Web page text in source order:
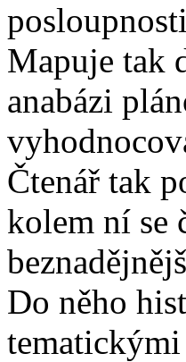
Mapuje tak
anabázi
Čtenář tak
kolem ní se
Do něho